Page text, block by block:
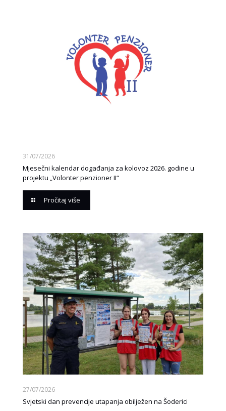
31/07/2026
Mjesečni kalendar događanja za kolovoz 2026. godine u
projektu „Volonter penzioner II“
Pročitaj više
27/07/2026
Svjetski dan prevencije utapanja obilježen na Šoderici